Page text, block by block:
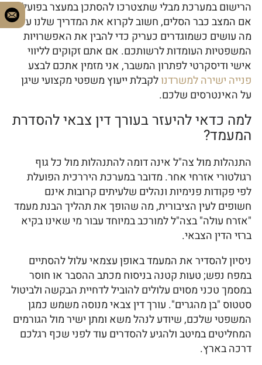
הרישום במערכת מבלי שתצטרכו להסתכן במעצר בפועל.
אם המצב כבר הסלים, חשוב לקרוא את המדריך שלנו על
מה עושים כשמוגדרים כעריק כדי להבין את האפשרויות
המשפטיות העומדות לרשותכם. אם אתם זקוקים לליווי
אישי ודיסקרטי לפתרון המשבר, אני מזמין אתכם לבצע
פנייה ישירה למשרדנולקבלת ייעוץ משפטי מקצועי שיגן
על האינטרסים שלכם.
למה כדאי להיעזר בעורך דין צבאי להסדרת
המעמד?
התנהלות מול צה"ל אינה דומה להתנהלות מול כל גוף
רגולטורי אזרחי אחר. מדובר במערכת היררכית הפועלת
לפי פקודות פנימיות ונהלים שלעיתים קרובות אינם
חשופים לעין הציבורית, מה שהופך את תהליך הבנת מעמד
"אזרח עולה" בצה"ל למורכב במיוחד עבור מי שאינו בקיא
ברזי הדין הצבאי.
ניסיון להסדיר את המעמד באופן עצמאי עלול להסתיים
במפח נפש; טעות קטנה בניסוח מכתב ההסבר או חוסר
במסמך טכני מסוים עלולים להוביל לדחיית הבקשה ולביטול
סטטוס "בן מהגרים". עורך דין צבאי מנוסה משמש כמגן
המשפטי שלכם, שיודע לנהל משא ומתן ישיר מול הגורמים
המחליטים במיטב ולהגיע להסדרים עוד לפני שכף רגלכם
דרכה בארץ.